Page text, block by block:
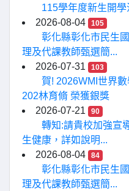
115學年度新生開
2026-08-04
105
彰化縣彰化市民生
理及代課教師甄選簡...
2026-07-31
103
賀! 2026WMI世界
202林育脩 榮獲銀獎
2026-07-21
90
轉知:請貴校加強宣
生健康，詳如說明...
2026-08-04
84
彰化縣彰化市民生
理及代課教師甄選簡...